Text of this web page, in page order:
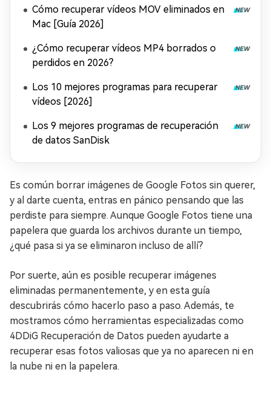
Cómo recuperar vídeos MOV eliminados en
Mac [Guía 2026]
¿Cómo recuperar vídeos MP4 borrados o
perdidos en 2026?
Los 10 mejores programas para recuperar
vídeos [2026]
Los 9 mejores programas de recuperación
de datos SanDisk
Es común borrar imágenes de Google Fotos sin querer,
y al darte cuenta, entras en pánico pensando que las
perdiste para siempre. Aunque Google Fotos tiene una
papelera que guarda los archivos durante un tiempo,
¿qué pasa si ya se eliminaron incluso de allí?
Por suerte, aún es posible recuperar imágenes
eliminadas permanentemente, y en esta guía
descubrirás cómo hacerlo paso a paso. Además, te
mostramos cómo herramientas especializadas como
4DDiG Recuperación de Datos pueden ayudarte a
recuperar esas fotos valiosas que ya no aparecen ni en
la nube ni en la papelera.